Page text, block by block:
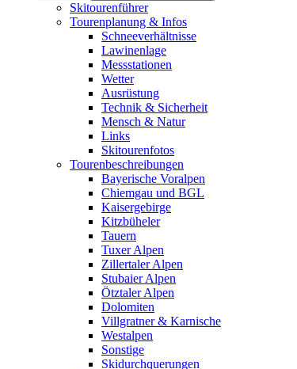
Skitourenführer
Tourenplanung & Infos
Schneeverhältnisse
Lawinenlage
Messstationen
Wetter
Ausrüstung
Technik & Sicherheit
Mensch & Natur
Links
Skitourenfotos
Tourenbeschreibungen
Bayerische Voralpen
Chiemgau und BGL
Kaisergebirge
Kitzbüheler
Tauern
Tuxer Alpen
Zillertaler Alpen
Stubaier Alpen
Ötztaler Alpen
Dolomiten
Villgratner & Karnische
Westalpen
Sonstige
Skidurchquerungen